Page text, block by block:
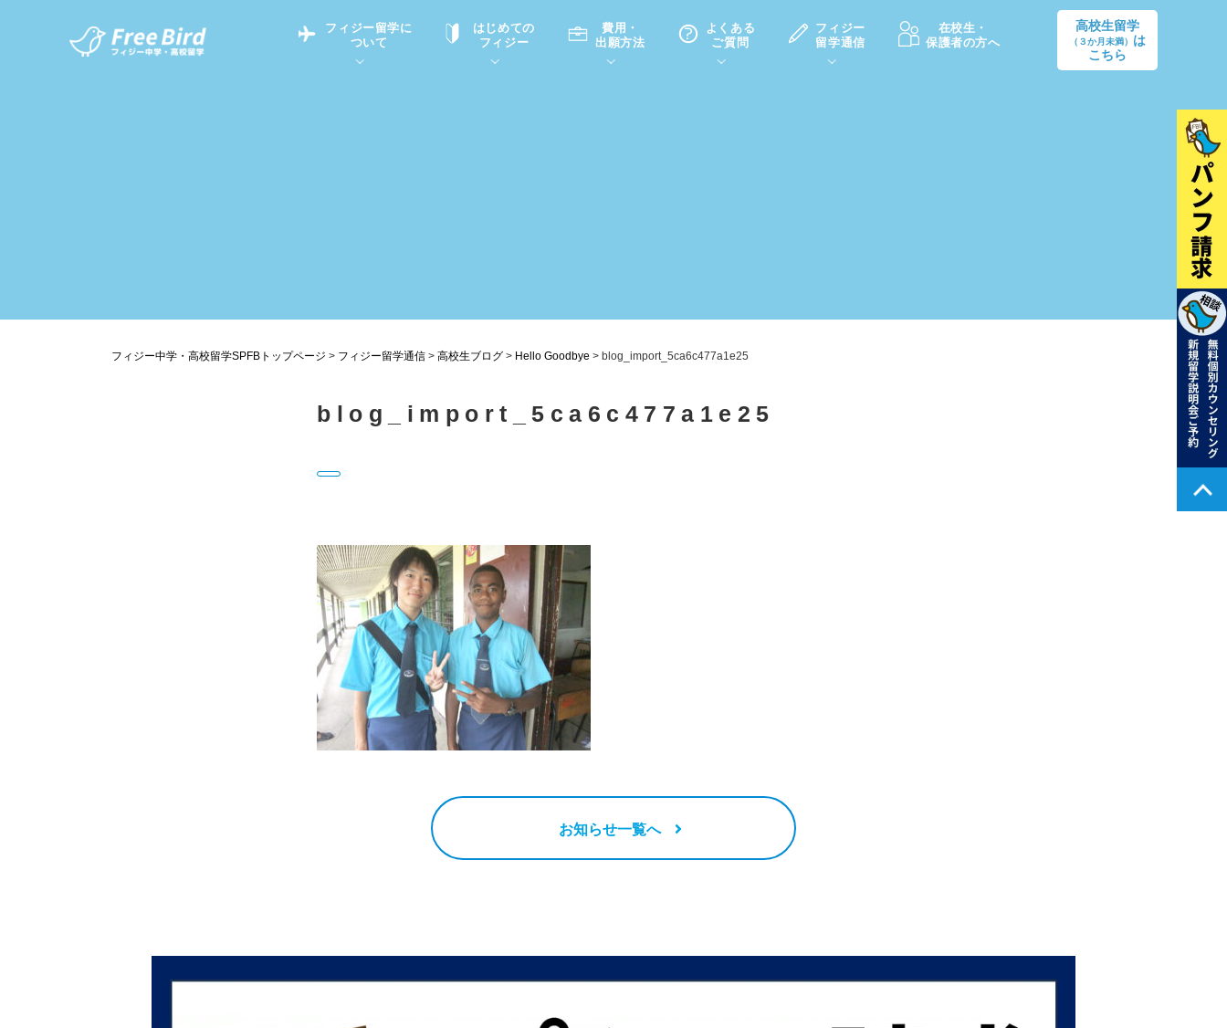
フィジー留学に
ついて
はじめての
フィジー
費用・
出願方法
よくある
ご質問
フィジー
留学通信
在校生・
保護者の方へ
高校生留学
（３か月未満）
は
こちら
フィジー中学・高校留学SPFBトップページ > フィジー留学通信 > 高校生ブログ > Hello Goodbye > blog_import_5ca6c477a1e25
blog_import_5ca6c477a1e25
お知らせ一覧へ